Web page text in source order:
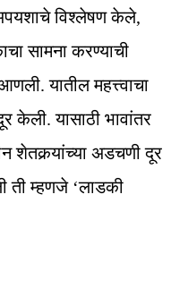
विश्‍लेषण केले,
सामना करण्याची
यातील महत्त्वाचा
केली. यासाठी भावांतर
शेतकर्‍यांच्या अडचणी दूर
ती म्हणजे ‘लाडकी